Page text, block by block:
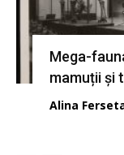
Mega-
mamuții și
Alina